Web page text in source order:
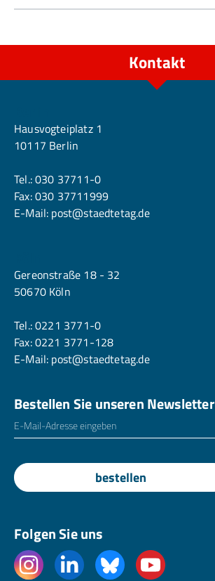
Kontakt
Hausvogteiplatz 1
10117 Berlin
Tel.:030 37711-0
Fax: 030 37711999
E-Mail: post@staedtetag.de
Gereonstraße 18 - 32
50670 Köln
Tel.:0221 3771-0
Fax: 0221 3771-128
E-Mail: post@staedtetag.de
Bestellen Sie unseren Newsletter
E-Mailadresse
bestellen
Folgen Sie uns